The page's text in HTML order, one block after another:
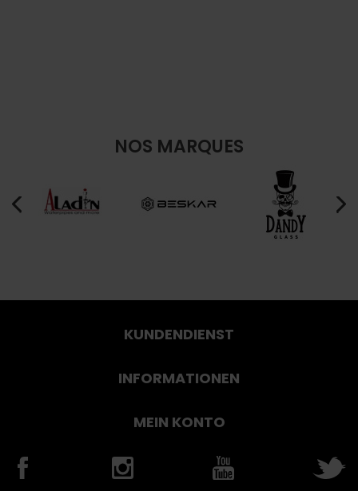
NOS MARQUES
KUNDENDIENST
INFORMATIONEN
MEIN KONTO